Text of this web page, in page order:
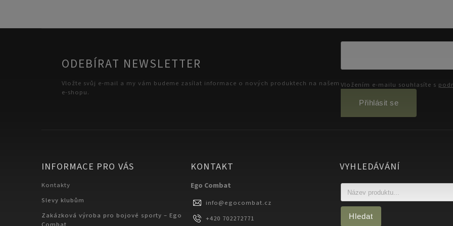
ODEBÍRAT NEWSLETTER
Vložte svůj e-mail a my vám budeme zasílat informace o nových produktech na našem
e-shopu.
Vložením e-mailu souhlasíte s
Přihlásit se
INFORMACE PRO VÁS
Kontakty
Slevy klubům
Zakázková výroba pro bojové sporty – Ego
KONTAKT
Ego Combat
info@egocombat.cz
+420 702272771
VYHLEDÁVÁNÍ
Hledat